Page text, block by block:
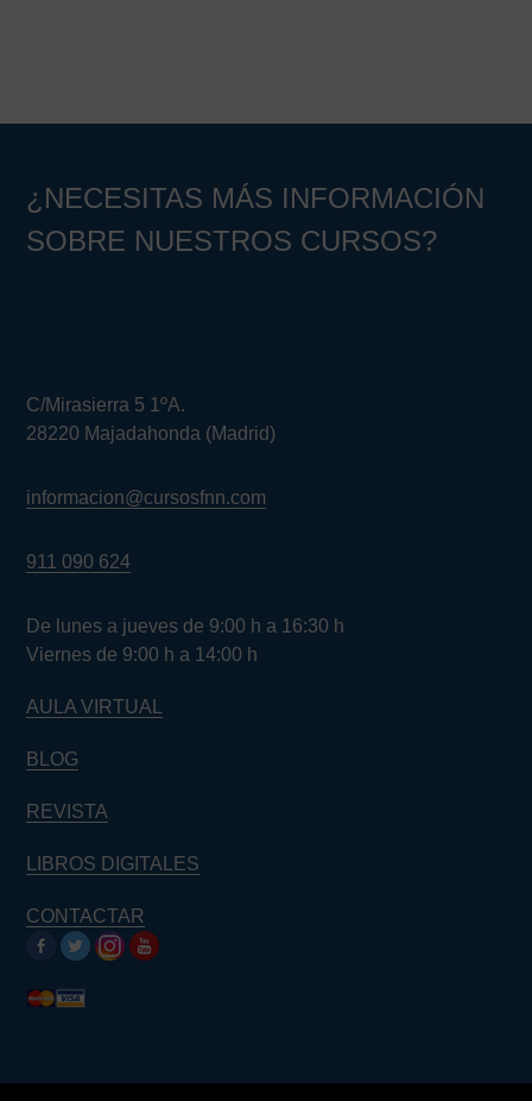
¿NECESITAS MÁS INFORMACIÓN
SOBRE NUESTROS CURSOS?
C/Mirasierra 5 1ºA.
28220 Majadahonda (Madrid)
informacion@cursosfnn.com
911 090 624
De lunes a jueves de 9:00 h a 16:30 h
Viernes de 9:00 h a 14:00 h
AULA VIRTUAL
BLOG
REVISTA
LIBROS DIGITALES
CONTACTAR